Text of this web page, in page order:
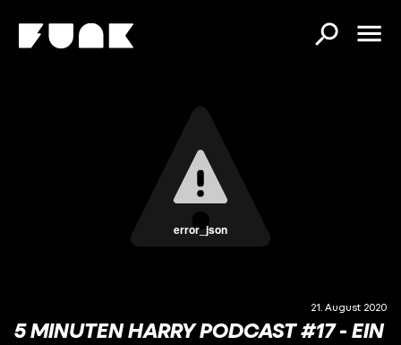
error_json
21. August 2020
5 MINUTEN HARRY PODCAST #17 - EIN